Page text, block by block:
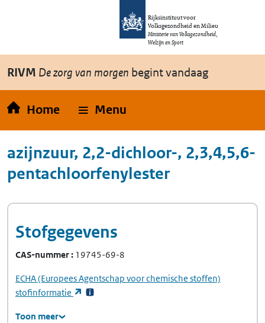
Overslaan en naar de inhoud gaan
Rijksinstituut voor
Volksgezondheid en Milieu
Ministerie van Volksgezondheid,
Welzijn en Sport
RIVM De zorg van morgen begint vandaag
Home Menu
azijnzuur, 2,2-dichloor-, 2,3,4,5,6-
pentachloorfenylester
Stofgegevens
CAS-nummer 19745-69-8
ECHA(Europees Agentschap voor chemische stoffen)
stofinformatie
(opent in een nieuw tabblad)
Toon meer